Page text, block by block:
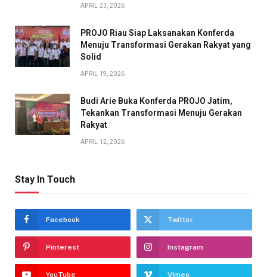
APRIL 23, 2026
PROJO Riau Siap Laksanakan Konferda
Menuju Transformasi Gerakan Rakyat yang
Solid
APRIL 19, 2026
Budi Arie Buka Konferda PROJO Jatim,
Tekankan Transformasi Menuju Gerakan
Rakyat
APRIL 12, 2026
Stay In Touch
Facebook Twitter
Pinterest Instagram
YouTube Vimeo